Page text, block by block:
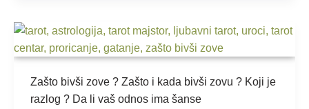
Zašto bivši zove ? Zašto i kada bivši zovu ? Koji je
razlog ? Da li vaš odnos ima šanse
Zašto
bivši
?